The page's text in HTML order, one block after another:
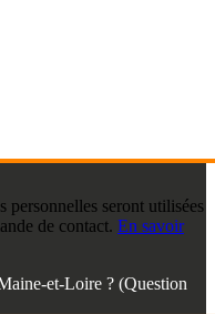
seront utilisées
de contact. En savoir
et-Loire ? (Question